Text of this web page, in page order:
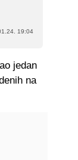
19:04
jedan
na